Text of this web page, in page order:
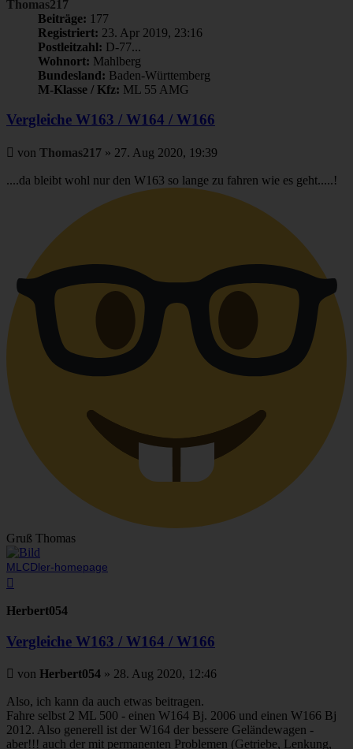
Thomas217
Beiträge: 177
Registriert: 23. Apr 2019, 23:16
Postleitzahl: D-77...
Wohnort: Mahlberg
Bundesland: Baden-Württemberg
M-Klasse / Kfz: ML 55 AMG
Vergleiche W163 / W164 / W166
Beitrag
von Thomas217 » 27. Aug 2020, 19:39
....da bleibt wohl nur den W163 so lange zu fahren wie es geht.....!
Gruß Thomas
MLCDler-homepage
Herbert054
Vergleiche W163 / W164 / W166
Beitrag
von Herbert054 » 28. Aug 2020, 12:46
Also, ich kann da auch etwas beitragen.
Fahre selbst 2 ML 500 - einen W164 Bj. 2006 und einen W166 Bj
2012. Also generell ist der W164 der bessere Geländewagen -
aber!!! auch der mit permanenten Problemen (Getriebe, Lenkung,